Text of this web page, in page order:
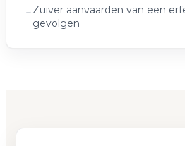
Zuiver aanvaarden van een
gevolgen